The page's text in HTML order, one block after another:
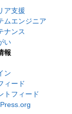
ア支援
ムエンジニア
ナンス
い
報
ン
ィード
トフィード